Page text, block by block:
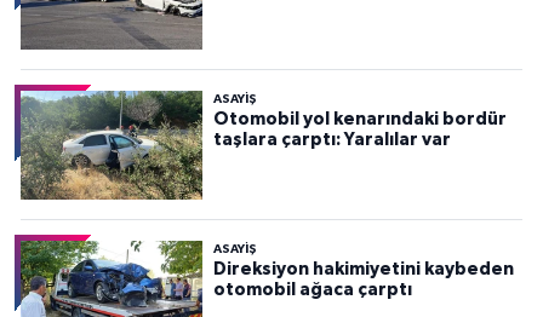
ASAYİŞ
Otomobil yol kenarındaki bordür
taşlara çarptı: Yaralılar var
ASAYİŞ
Direksiyon hakimiyetini kaybeden
otomobil ağaca çarptı